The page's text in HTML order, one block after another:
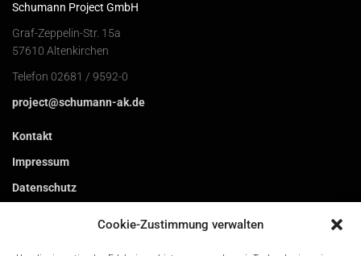
Cookie-Zustimmung verwalten
Schumann Project GmbH
Graf-Zeppelin-Str. 15a
57610 Altenkirchen
Telefon 02681 / 9592-0
project@schumann-ak.de
Kontakt
Impressum
Datenschutz